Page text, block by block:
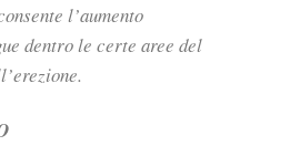
l’aumento
dentro le certe aree del